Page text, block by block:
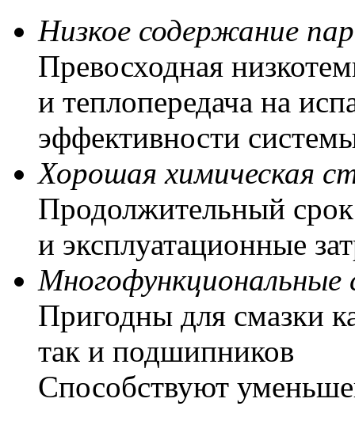
Низкое содержание
Превосходная
и теплопередача на
эффективности
Хорошая химическая
Продолжительный
и эксплуатационные
Пригодны для смазки
так и подшипников
Способствуют